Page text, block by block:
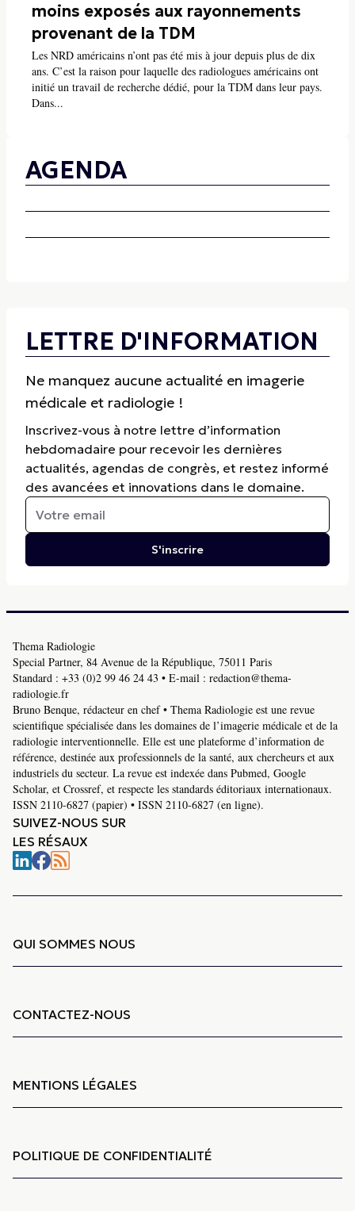
moins exposés aux rayonnements
provenant de la TDM
Les NRD américains n’ont pas été mis à jour depuis plus de dix
ans. C’est la raison pour laquelle des radiologues américains ont
initié un travail de recherche dédié, pour la TDM dans leur pays.
Dans...
AGENDA
LETTRE D'INFORMATION
Ne manquez aucune actualité en imagerie
médicale et radiologie !
Inscrivez-vous à notre lettre d’information
hebdomadaire pour recevoir les dernières
actualités, agendas de congrès, et restez informé
des avancées et innovations dans le domaine.
S'inscrire
Thema Radiologie
Special Partner, 84 Avenue de la République, 75011 Paris
Standard : +33 (0)2 99 46 24 43 • E-mail : redaction@thema-
radiologie.fr
Bruno Benque, rédacteur en chef • Thema Radiologie est une revue
scientifique spécialisée dans les domaines de l’imagerie médicale et de la
radiologie interventionnelle. Elle est une plateforme d’information de
référence, destinée aux professionnels de la santé, aux chercheurs et aux
industriels du secteur. La revue est indexée dans Pubmed, Google
Scholar, et Crossref, et respecte les standards éditoriaux internationaux.
ISSN 2110-6827 (papier) • ISSN 2110-6827 (en ligne).
SUIVEZ-NOUS SUR
LES RÉSAUX
QUI SOMMES NOUS
CONTACTEZ-NOUS
MENTIONS LÉGALES
POLITIQUE DE CONFIDENTIALITÉ